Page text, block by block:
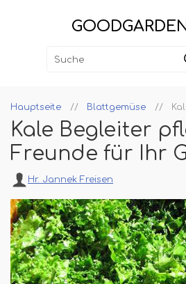
Hauptseite Blattgemüse
Kale Begleiter
Freunde für Ihr
Hr. Jannek Freisen